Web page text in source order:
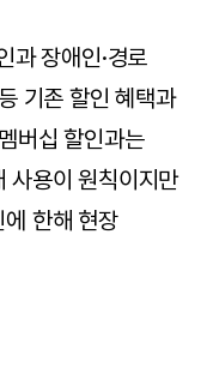
과 장애인·경로
기존 할인 혜택과
버십 할인과는
사용이 원칙이지만
한해 현장